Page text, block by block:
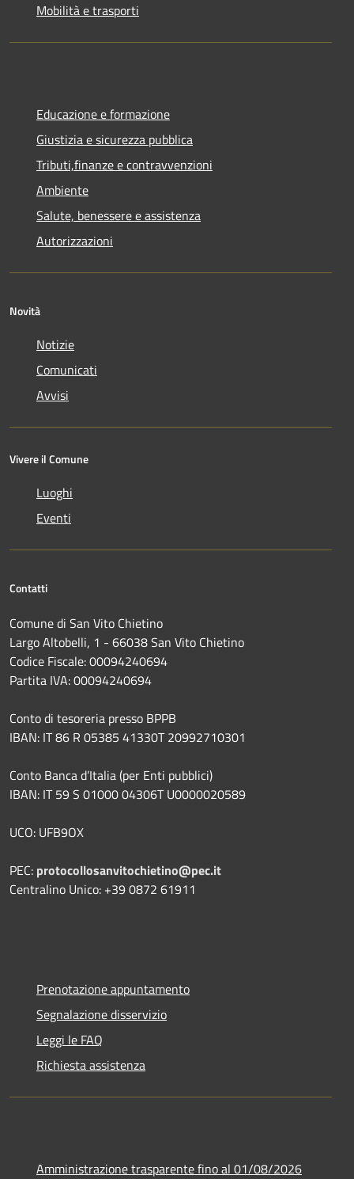
Mobilità e trasporti
Educazione e formazione
Giustizia e sicurezza pubblica
Tributi,finanze e contravvenzioni
Ambiente
Salute, benessere e assistenza
Autorizzazioni
Novità
Notizie
Comunicati
Avvisi
Vivere il Comune
Luoghi
Eventi
Contatti
Comune di San Vito Chietino
Largo Altobelli, 1 - 66038 San Vito Chietino
Codice Fiscale: 00094240694
Partita IVA: 00094240694
Conto di tesoreria presso BPPB
IBAN: IT 86 R 05385 41330T 20992710301
Conto Banca d’Italia (per Enti pubblici)
IBAN: IT 59 S 01000 04306T U0000020589
UCO: UFB9OX
PEC: protocollosanvitochietino@pec.it
Centralino Unico: +39 0872 61911
Prenotazione appuntamento
Segnalazione disservizio
Leggi le FAQ
Richiesta assistenza
Amministrazione trasparente fino al 01/08/2026